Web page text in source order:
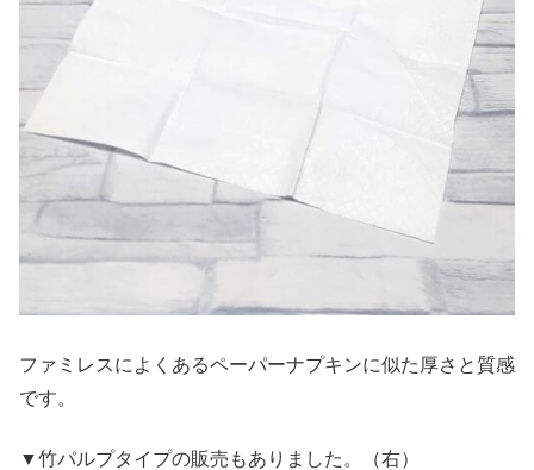
ファミレスによくあるペーパーナプキンに似た厚さと質感
です。
▼竹パルプタイプの販売もありました。（右）